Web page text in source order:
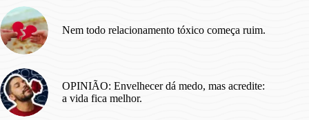
Nem todo relacionamento tóxico começa ruim.
OPINIÃO: Envelhecer dá medo, mas acredite:
a vida fica melhor.